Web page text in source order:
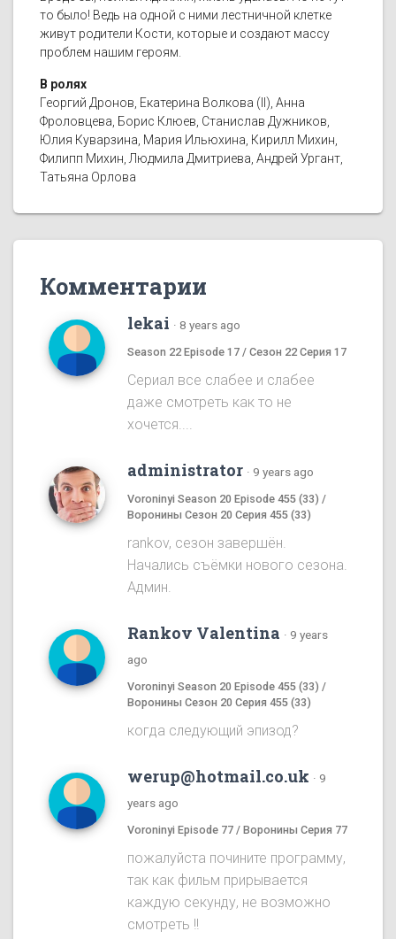
то было! Ведь на одной с ними лестничной клетке
живут родители Кости, которые и создают массу
проблем нашим героям.
В ролях
Георгий Дронов, Екатерина Волкова (II), Анна
Фроловцева, Борис Клюев, Станислав Дужников,
Юлия Куварзина, Мария Ильюхина, Кирилл Михин,
Филипп Михин, Людмила Дмитриева, Андрей Ургант,
Татьяна Орлова
Комментарии
lekai · 8 years ago
Season 22 Episode 17 / Сезон 22 Серия 17
Сериал все слабее и слабее
даже смотреть как то не
хочется....
administrator · 9 years ago
Voroninyi Season 20 Episode 455 (33) /
Воронины Сезон 20 Серия 455 (33)
rankov, сезон завершён.
Начались съёмки нового сезона.
Админ.
Rankov Valentina · 9 years
ago
Voroninyi Season 20 Episode 455 (33) /
Воронины Сезон 20 Серия 455 (33)
когда следующий эпизод?
werup@hotmail.co.uk · 9
years ago
Voroninyi Episode 77 / Воронины Серия 77
пожалуйста почините программу,
так как фильм прирывается
каждую секунду, не возможно
смотреть !!